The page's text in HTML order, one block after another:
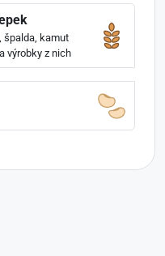
špalda, kamut
výrobky z nich